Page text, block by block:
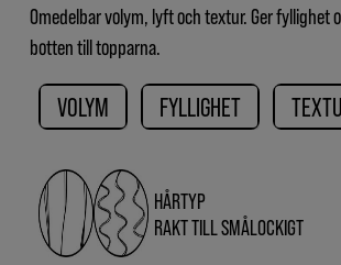
Omedelbar volym, lyft och textur. Ger fyllighet
botten till topparna.
VOLYM FYLLIGHET
HÅRTYP
RAKT TILL SMÅLOCKIGT